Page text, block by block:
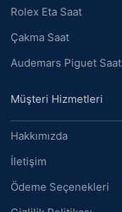
Rolex Eta Saat
Çakma Saat
Audemars Piguet Saat
Müşteri Hizmetleri
Hakkımızda
İletişim
Ödeme Seçenekleri